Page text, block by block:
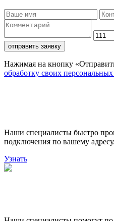
отправить заявку
Нажимая на кнопку
обработку своих
Наши специалисты быстро
подключения по вашему адресу.
Узнать